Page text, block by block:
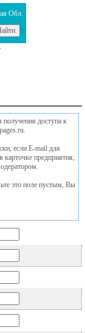
Обл.
получения доступа к
если E-mail для
карточке предприятия,
это поле пустым, Вы